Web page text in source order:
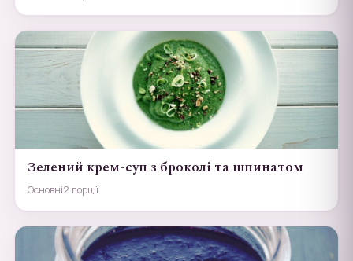
Зелений крем-суп з броколі та шпинатом
Основні2 порції